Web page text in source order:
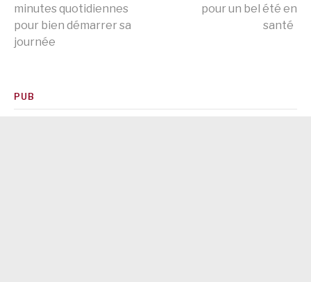
la
suite
minutes quotidiennes
pour bien démarrer sa
journée
pour un bel été en
santé
PUB